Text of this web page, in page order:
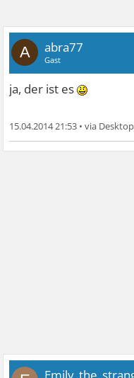
A abra77
Gast
ja, der ist es
15.04.2014 21:53 •